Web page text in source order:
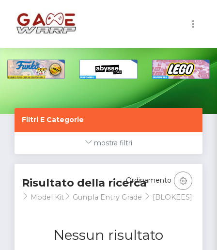
Filtri E Categorie
mostra filtri
Risultato della ricerca
Model Kit Gunpla Entry Grade [BLOKEES]
Nessun risultato
Ordinamento